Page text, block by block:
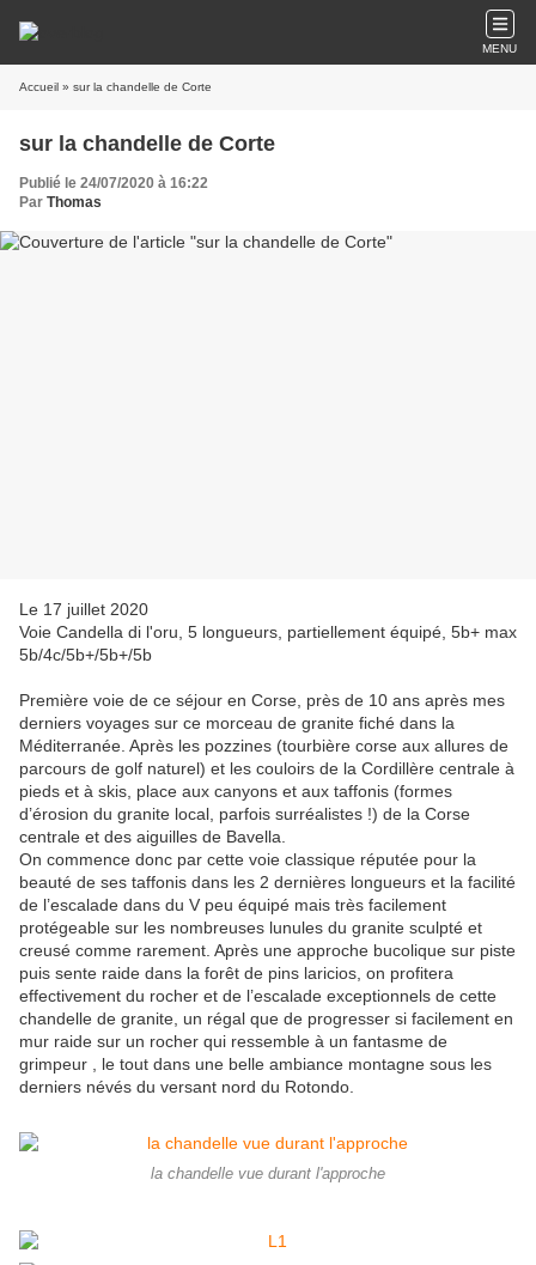
MENU
Accueil » sur la chandelle de Corte
sur la chandelle de Corte
Publié le 24/07/2020 à 16:22
Par Thomas
Le 17 juillet 2020
Voie Candella di l'oru, 5 longueurs, partiellement équipé, 5b+ max
5b/4c/5b+/5b+/5b
Première voie de ce séjour en Corse, près de 10 ans après mes
derniers voyages sur ce morceau de granite fiché dans la
Méditerranée. Après les pozzines (tourbière corse aux allures de
parcours de golf naturel) et les couloirs de la Cordillère centrale à
pieds et à skis, place aux canyons et aux taffonis (formes
d’érosion du granite local, parfois surréalistes !) de la Corse
centrale et des aiguilles de Bavella.
On commence donc par cette voie classique réputée pour la
beauté de ses taffonis dans les 2 dernières longueurs et la facilité
de l’escalade dans du V peu équipé mais très facilement
protégeable sur les nombreuses lunules du granite sculpté et
creusé comme rarement. Après une approche bucolique sur piste
puis sente raide dans la forêt de pins laricios, on profitera
effectivement du rocher et de l’escalade exceptionnels de cette
chandelle de granite, un régal que de progresser si facilement en
mur raide sur un rocher qui ressemble à un fantasme de
grimpeur , le tout dans une belle ambiance montagne sous les
derniers névés du versant nord du Rotondo.
la chandelle vue durant l'approche